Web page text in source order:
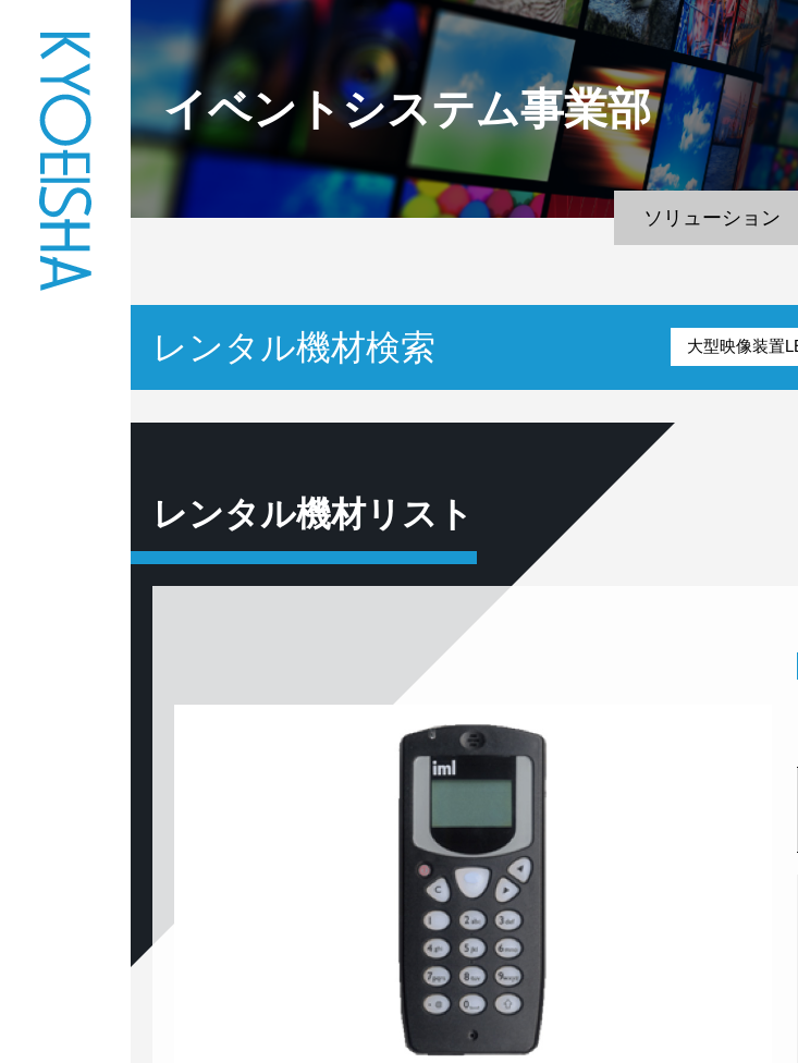
イベントシステム事業部
ソリューション
レンタル機材検索
レンタル機材リスト